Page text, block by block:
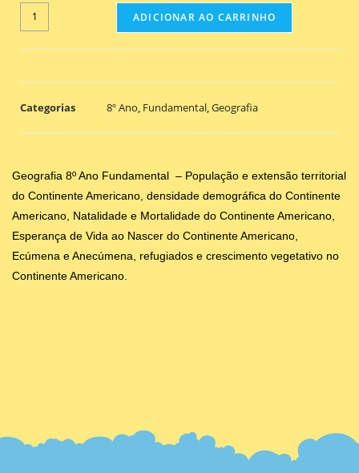
ADICIONAR AO CARRINHO
Categorias 8º Ano Fundamental Geografia
Geografia 8º Ano Fundamental – População e extensão territorial
do Continente Americano, densidade demográfica do Continente
Americano, Natalidade e Mortalidade do Continente Americano,
Esperança de Vida ao Nascer do Continente Americano,
Ecúmena e Anecúmena, refugiados e crescimento vegetativo no
Continente Americano.